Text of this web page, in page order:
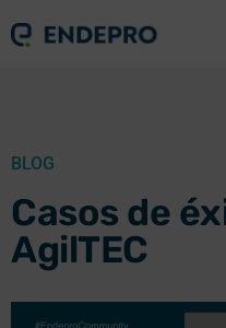
BLOG
Casos de
AgilTEC